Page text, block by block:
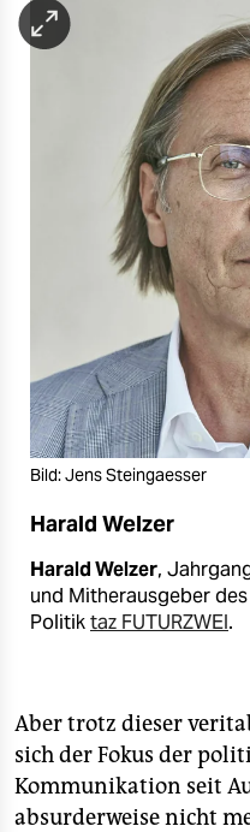
Bild: Jens Steingaesser
Harald Welzer
Harald Welzer,
und Mitherausgeber
Politiktaz FUTURZWEI.
Aber trotz dieser
sich der Fokus der
Kommunikation seit
absurderweise nicht